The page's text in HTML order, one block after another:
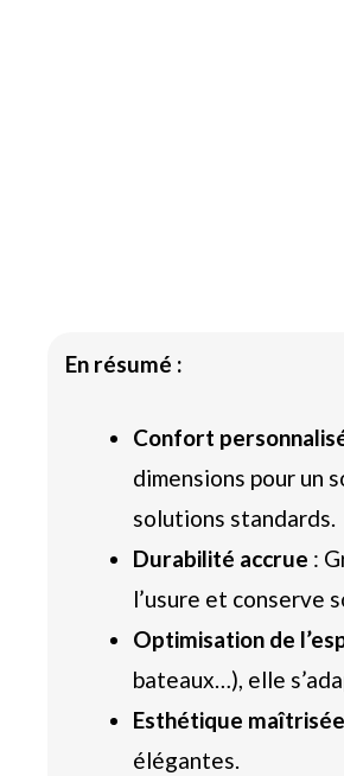
En résumé :
Confort
dimensions pour un
solutions standards.
Durabilité accrue :
l’usure et conserve
Optimisation de
bateaux…), elle
Esthétique maîtrisée
élégantes.